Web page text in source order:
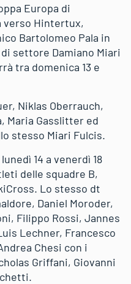
Europa di
verso Hintertux,
Bartolomeo Pala in
settore Damiano Miari
tra domenica 13 e
Niklas Oberrauch,
Maria Gasslitter ed
stesso Miari Fulcis.
14 a venerdì 18
delle squadre B,
Lo stesso dt
Daniel Moroder,
Filippo Rossi, Jannes
Lechner, Francesco
Chesi con i
Griffani, Giovanni